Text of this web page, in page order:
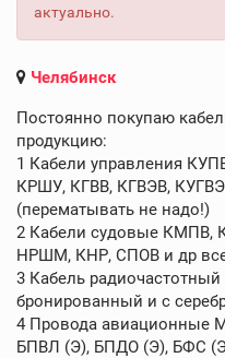
актуально.
Челябинск
Постоянно покупаю
продукцию:
1 Кабели управления
КРШУ, КГВВ, КГВЭВ,
(перематывать не надо!)
2 Кабели судовые
НРШМ, КНР, СПОВ и др
3 Кабель
бронированный и с
4 Провода
БПВЛ (Э), БПДО (Э), БФС